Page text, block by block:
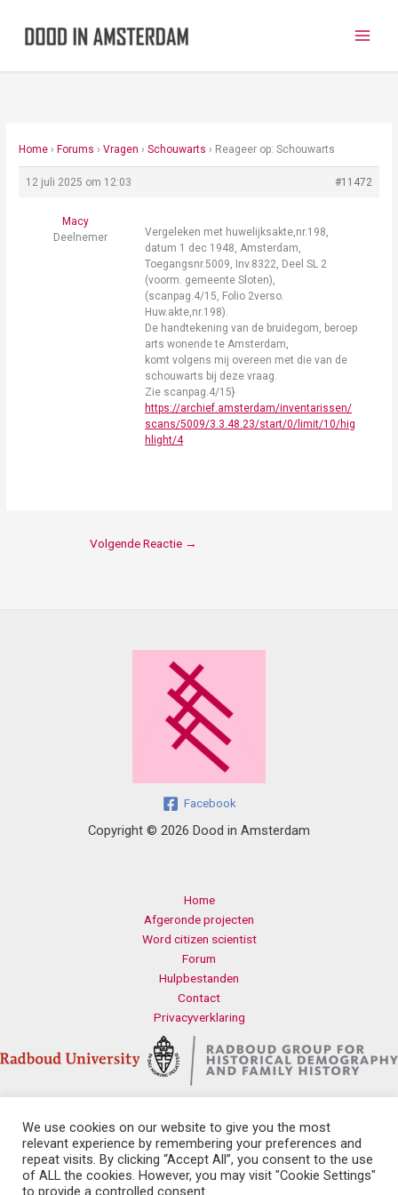
Home › Forums › Vragen › Schouwarts › Reageer op: Schouwarts
12 juli 2025 om 12:03 #11472
Macy
Deelnemer
Vergeleken met huwelijksakte,nr.198,
datum 1 dec 1948, Amsterdam,
Toegangsnr.5009, Inv.8322, Deel SL 2
(voorm. gemeente Sloten),
(scanpag.4/15, Folio 2verso.
Huw.akte,nr.198).
De handtekening van de bruidegom, beroep
arts wonende te Amsterdam,
komt volgens mij overeen met die van de
schouwarts bij deze vraag.
Zie scanpag.4/15}
https://archief.amsterdam/inventarissen/
scans/5009/3.3.48.23/start/0/limit/10/hig
hlight/4
Volgende Reactie →
Facebook
Copyright © 2026 Dood in Amsterdam
Home
Afgeronde projecten
Word citizen scientist
Forum
Hulpbestanden
Contact
Privacyverklaring
Contact
Radboud Universiteit
Erasmusplein 1
6525 HT Nijmegen
We use cookies on our website to give you the most
relevant experience by remembering your preferences and
repeat visits. By clicking “Accept All”, you consent to the use
of ALL the cookies. However, you may visit "Cookie Settings"
to provide a controlled consent.